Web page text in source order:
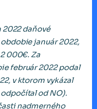
2022 daňové
január 2022,
000€. Za
február 2022 podal
v ktorom vykázal
odpočítal od NO).
nadmerného